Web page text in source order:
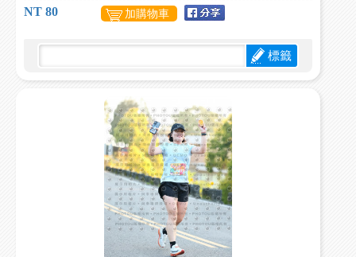
NT 80 加購物車
標籤